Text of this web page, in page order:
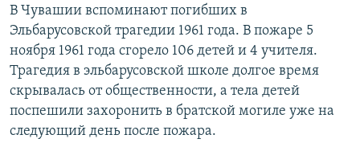
В Чувашии вспоминают погибших в
Эльбарусовской трагедии 1961 года. В пожаре 5
ноября 1961 года сгорело 106 детей и 4 учителя.
Трагедия в эльбарусовской школе долгое время
скрывалась от общественности, а тела детей
поспешили захоронить в братской могиле уже на
следующий день после пожара.